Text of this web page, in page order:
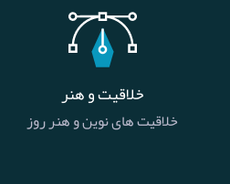
خلاقیت و هنر
خلاقیت های نوین و هنر روز